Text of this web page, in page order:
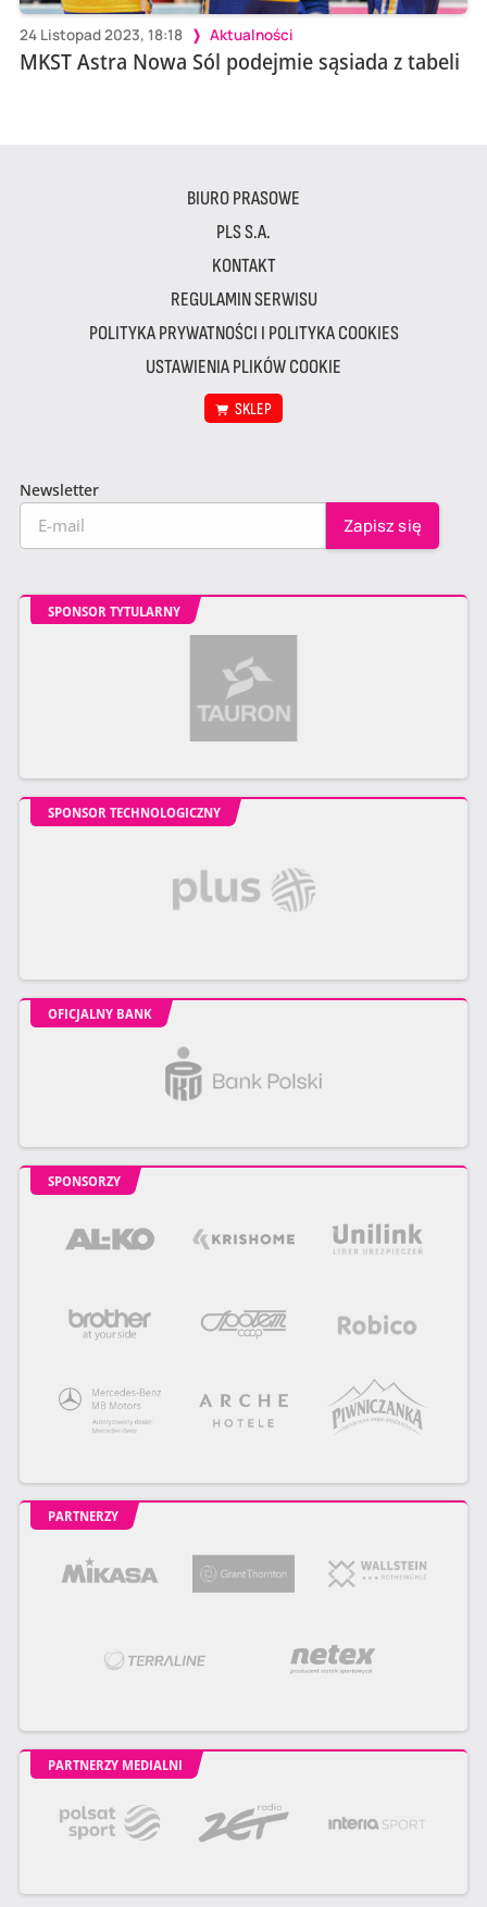
24 Listopad 2023, 18:18 Aktualności
MKST Astra Nowa Sól podejmie sąsiada z tabeli
BIURO PRASOWE
PLS S.A.
KONTAKT
REGULAMIN SERWISU
POLITYKA PRYWATNOŚCI I POLITYKA COOKIES
USTAWIENIA PLIKÓW COOKIE
SKLEP
Newsletter
SPONSOR TYTULARNY
SPONSOR TECHNOLOGICZNY
OFICJALNY BANK
SPONSORZY
PARTNERZY
PARTNERZY MEDIALNI